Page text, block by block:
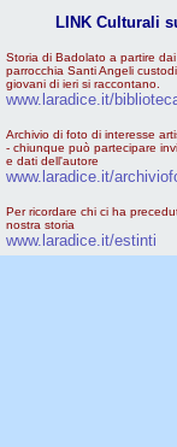
LINK Culturali
Storia di Badolato a partire
parrocchia Santi Angeli
giovani di ieri si raccontano.
www.laradice.it/
Archivio di foto di interesse
- chiunque può partecipare
e dati dell'autore
www.laradice.it/
Per ricordare chi ci ha
nostra storia
www.laradice.it/estinti